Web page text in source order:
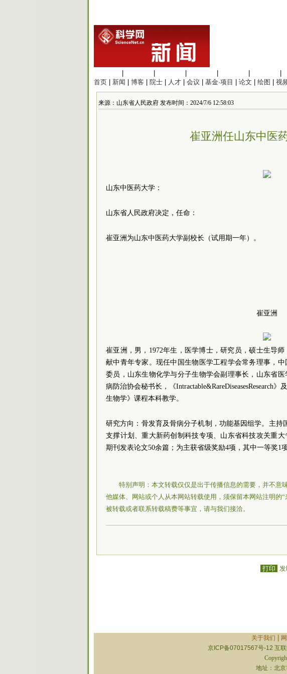
首页
新闻 博客 院士 人才 会议 基金·项目 论文 绘图 视
来源：山东省人民政府 发布时间：2024/7/6 12:58:03
崔亚洲任山东中医
山东中医药大学：
山东省人民政府决定，任命：
崔亚洲为山东中医药大学副校长（试用期一年）。
崔亚洲
崔亚洲，男，1972年生，医学博士，研究员，硕士生导
献中青年专家。现任中国生物医学工程学会常务理事，
委员 ，山东生物化学与分子生物学会副理事长，山东省
病防治协会秘书长，《Intractable&RareDiseasesResearch
生物学》课程本科教学。
研究方向：骨发育及骨病分子机制，功能基因组学。主
支撑计划、重大新药创制科技专项、山东省科技攻关重
期刊发表论文50余篇；为主获省级奖励4项，其中一等奖1项
特别声明：本文转载仅仅是出于传播信息的需要，并不意
他媒体、网站或个人从本网站转载使用，须保留本网站注明的
被转载或者联系转载稿费等事宜，请与我们接洽。
打印 发
关于我们
京ICP备07017567号-12 互
地址：北京